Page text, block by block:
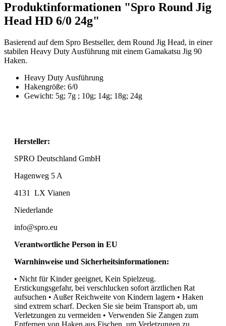
Produktinformationen "Spro Round Jig
Head HD 6/0 24g"
Basierend auf dem Spro Bestseller, dem Round Jig Head, in einer
stabilen Heavy Duty Ausführung mit einem Gamakatsu Jig 90
Haken.
Heavy Duty Ausführung
Hakengröße: 6/0
Gewicht: 5g; 7g ; 10g; 14g; 18g; 24g
Hersteller:
SPRO Deutschland GmbH
Hagenweg 5 A
4131
LX Vianen
Niederlande
info@spro.eu
Verantwortliche Person in EU
Warnhinweise und Sicherheitsinformationen:
• Nicht für Kinder geeignet, Kein Spielzeug.
Erstickungsgefahr, bei verschlucken sofort ärztlichen Rat
aufsuchen • Außer Reichweite von Kindern lagern • Haken
sind extrem scharf. Decken Sie sie beim Transport ab, um
Verletzungen zu vermeiden • Verwenden Sie Zangen zum